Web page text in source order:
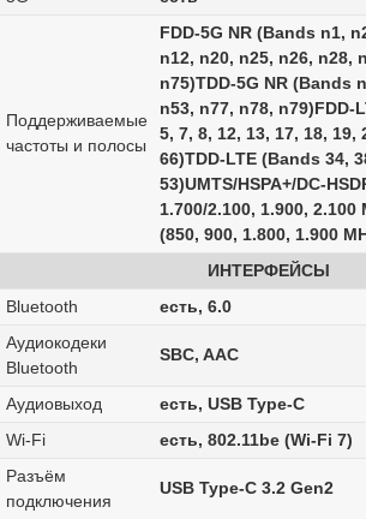
Поддерживаемые
частоты и полосы
FDD‑5G NR (Bands n1,
n12, n20, n25, n26, n28,
n75)TDD‑5G NR (Bands
n53, n77, n78,
5, 7, 8, 12, 13, 17, 18, 19,
66)TDD‑LTE (Bands 34,
53)UMTS/HSPA+/
1.700/2.100, 1.900, 2.100
(850, 900, 1.800, 1.900
ИНТЕРФЕЙСЫ
Bluetooth
есть, 6.0
Аудиокодеки
Bluetooth
SBC, AAC
Аудиовыход
есть, USB Type-C
Wi-Fi
есть, 802.11be (Wi-Fi 7)
Разъём
подключения
USB Type-C 3.2 Gen2